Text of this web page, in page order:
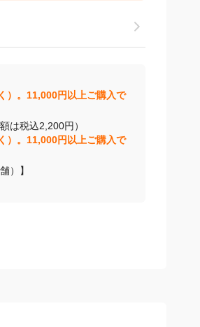
）。11,000円以上ご購入で
は税込2,200円）
）。11,000円以上ご購入で
）】